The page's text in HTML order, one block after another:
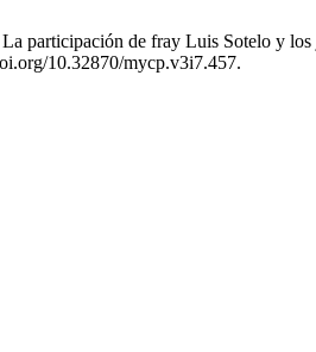
participación de fray Luis Sotelo y
10.32870/mycp.v3i7.457.